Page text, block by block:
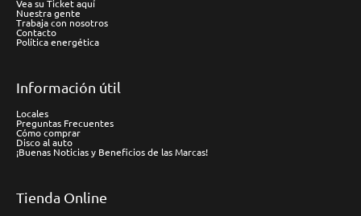
Vea su Ticket aquí
Nuestra gente
Trabaja con nosotros
Contacto
Política energética
Información útil
Locales
Preguntas Frecuentes
Cómo comprar
Disco al auto
¡Buenas Noticias y Beneficios de las Marcas!
Tienda Online